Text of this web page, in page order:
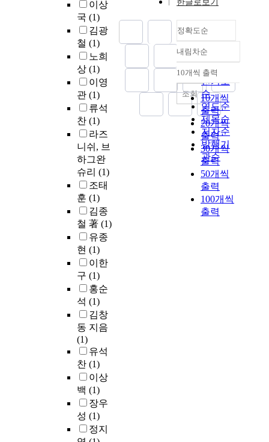
이상
국 (1)
김광
철 (1)
노희
상 (1)
이영
관 (1)
류석
찬 (1)
라즈
니쉬, 브
하그완
슈리 (1)
조태
훈 (1)
김종
철 著 (1)
유종
현 (1)
이한
구 (1)
홍순
석 (1)
김창
동 지음
(1)
유석
찬 (1)
이상
백 (1)
장우
성 (1)
정지
한글로보기
정확도순
정확도
순
인기도
순
연도순
제목순
저자순
발행기
관순
내림차순
내림차순
10개씩 출력
10개씩
출력
20개씩
출력
30개씩
출력
50개씩
출력
100개씩
출력
조회